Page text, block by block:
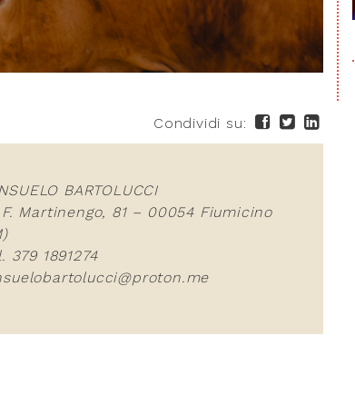
Condividi su:
BARTOLUCCI
Martinengo, 81 – 00054 Fiumicino
379 1891274